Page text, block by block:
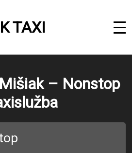
TAXI
– Nonstop